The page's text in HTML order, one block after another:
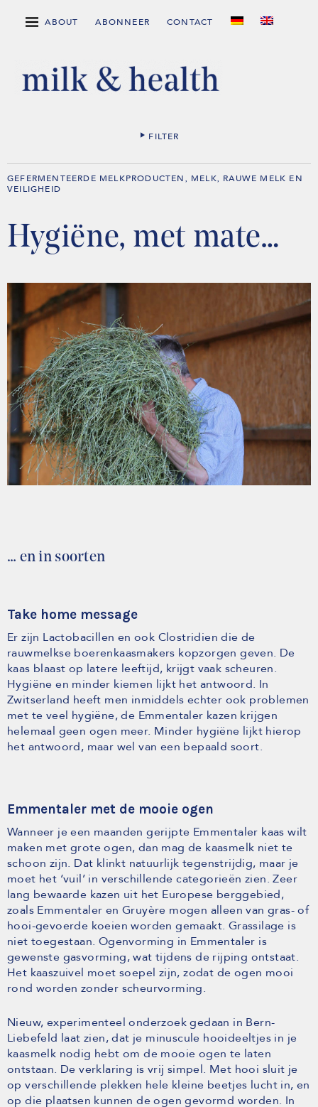
ABOUT ABONNEER CONTACT
FILTER
GEFERMENTEERDE MELKPRODUCTEN MELK
RAUWE MELK EN
VEILIGHEID
Hygiëne, met mate…
… en in soorten
Take home message
Er zijn Lactobacillen en ook Clostridien die de
rauwmelkse boerenkaasmakers kopzorgen geven. De
kaas blaast op latere leeftijd, krijgt vaak scheuren.
Hygiëne en minder kiemen lijkt het antwoord. In
Zwitserland heeft men inmiddels echter ook problemen
met te veel hygiëne, de Emmentaler kazen krijgen
helemaal geen ogen meer. Minder hygiëne lijkt hierop
het antwoord, maar wel van een bepaald soort.
Emmentaler met de mooie ogen
Wanneer je een maanden gerijpte Emmentaler kaas wilt
maken met grote ogen, dan mag de kaasmelk niet te
schoon zijn. Dat klinkt natuurlijk tegenstrijdig, maar je
moet het ‘vuil’ in verschillende categorieën zien. Zeer
lang bewaarde kazen uit het Europese berggebied,
zoals Emmentaler en Gruyère mogen alleen van gras- of
hooi-gevoerde koeien worden gemaakt. Grassilage is
niet toegestaan. Ogenvorming in Emmentaler is
gewenste gasvorming, wat tijdens de rijping ontstaat.
Het kaaszuivel moet soepel zijn, zodat de ogen mooi
rond worden zonder scheurvorming.
Nieuw, experimenteel onderzoek gedaan in Bern-
Liebefeld laat zien, dat je minuscule hooideeltjes in je
kaasmelk nodig hebt om de mooie ogen te laten
ontstaan. De verklaring is vrij simpel. Met hooi sluit je
op verschillende plekken hele kleine beetjes lucht in, en
op die plaatsen kunnen de ogen gevormd worden. In